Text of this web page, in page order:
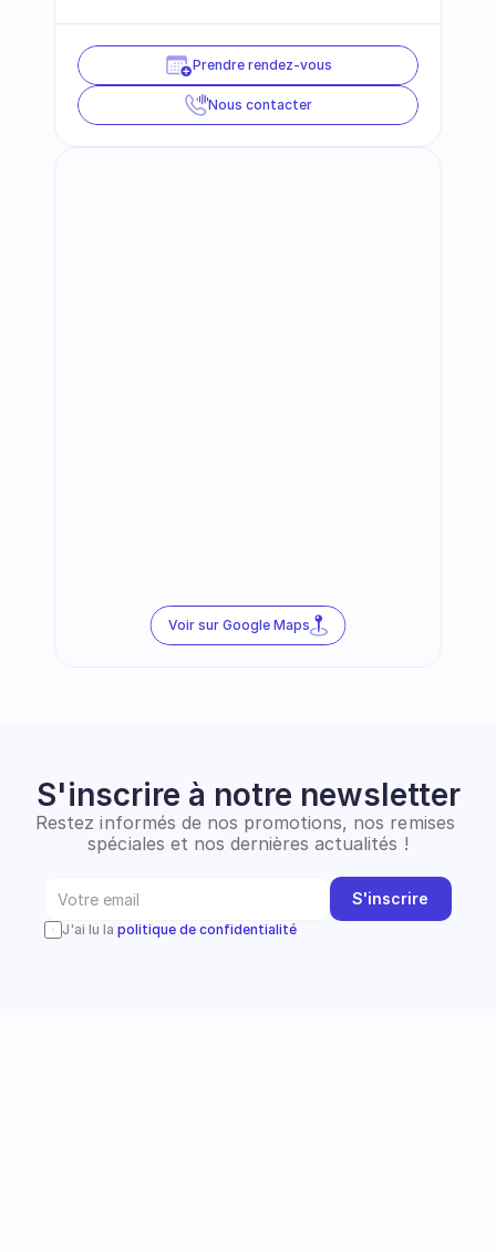
Prendre rendez-vous
Nous contacter
Voir sur Google Maps
S'inscrire à notre newsletter
Restez informés de nos promotions, nos remises
spéciales et nos dernières actualités !
S'inscrire
J'ai lu la politique de confidentialité